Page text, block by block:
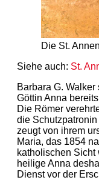
Die St.
Siehe auch: St.
Barbara G.
Göttin Anna
Die Römer
die
zeugt von ihrem
Maria, das 1854
katholischen
heilige Anna
Dienst vor der